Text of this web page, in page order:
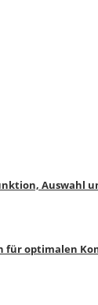
Auswahl
für optimalen